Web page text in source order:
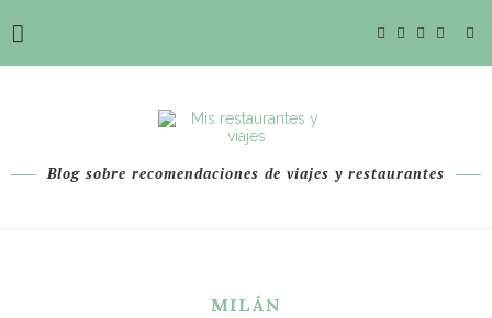
Blog sobre recomendaciones de viajes y restaurantes
MILÁN